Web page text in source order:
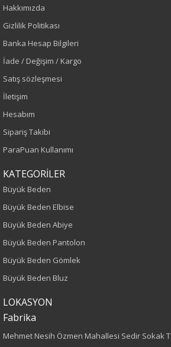
Sezon
Yaş Grubu
Yetişkin
Kalıp
Boy
Kumaş Tipi
Desen
Hakkımızda
Gizlilik Politikası
Banka Hesap Bilgileri
İade / Değişim / Kargo
Satış sözleşmesi
İletişim
Hesabım
Sipariş Takibi
ParaPuan Kullanımı
KATEGORİLER
Büyük Beden
Büyük Beden Elbise
Büyük Beden Abiye
Büyük Beden Pantolon
Büyük Beden Gömlek
Büyük Beden Bluz
LOKASYON
Fabrika
Mehmet Nesih Özmen Mahallesi Sedir Sokak